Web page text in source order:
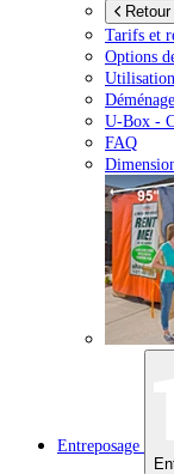
Tarifs et
Options
U-Box -
FAQ
Entreposage